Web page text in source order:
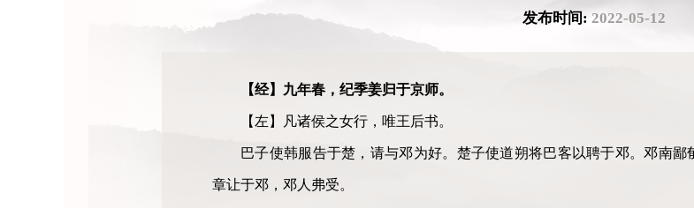
发布时间: 2022-05-12
【经】九年春，纪季姜归于京师。
【左】凡诸侯之女行，唯王后书。
巴子使韩服告于楚，请与邓为好。楚子使道朔将巴客以聘于邓。邓南
章让于邓，邓人弗受。